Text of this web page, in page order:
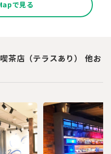
で見る
茶店（テラスあり） 他お